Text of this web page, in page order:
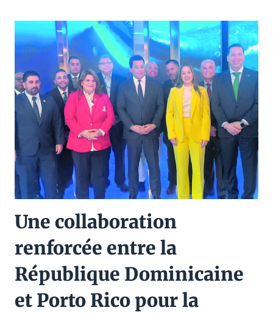
Une collaboration
renforcée entre la
République Dominicaine
et Porto Rico pour la